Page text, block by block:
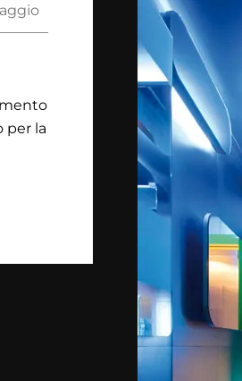
per la